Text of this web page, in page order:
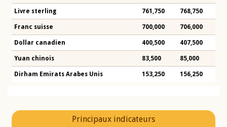
Livre sterling 761,750 768,750
Franc suisse 700,000 706,000
Dollar canadien 400,500 407,500
Yuan chinois 83,500 85,000
Dirham Emirats Arabes Unis 153,250 156,250
Principaux indicateurs